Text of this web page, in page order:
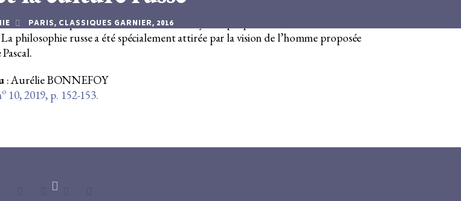
PARIS, CLASSIQUES GARNIER, 2016
de l’œuvre de Pascal se sont reflétées chez les savants, philosophes et écrivains
chez ceux qui étaient revenus sur l’incroyance propre aux courants
philosophie russe a été spécialement attirée par la vision de l’homme proposée
: Aurélie BONNEFOY
o 10, 2019, p. 152-153.